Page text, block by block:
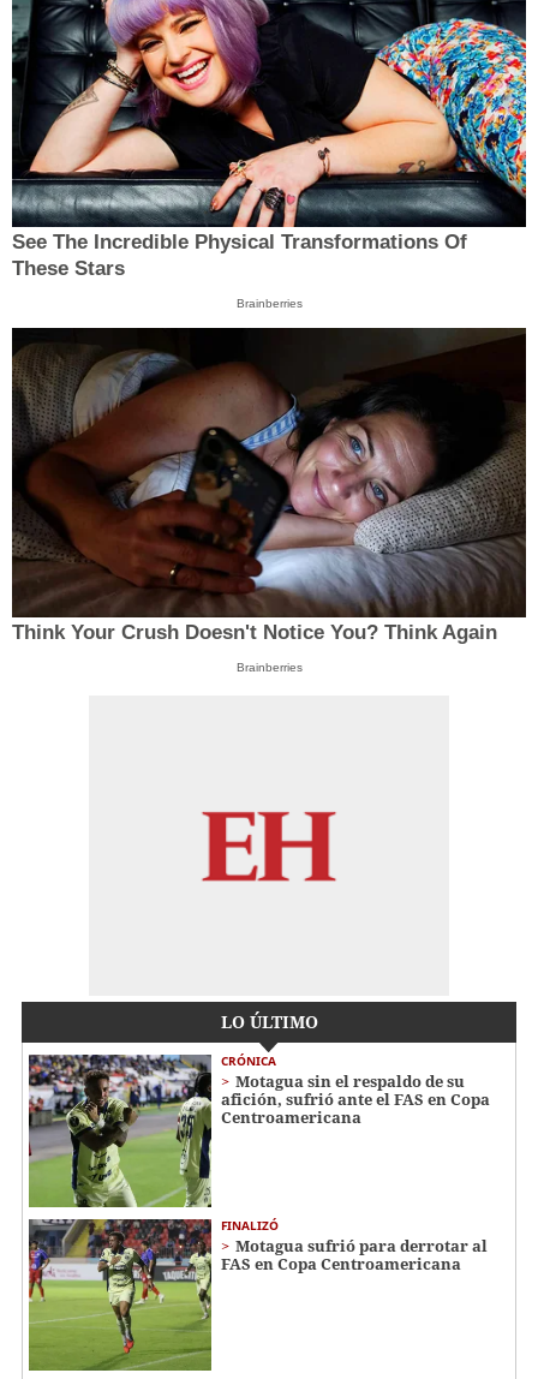
See The Incredible Physical Transformations Of
These Stars
Brainberries
Think Your Crush Doesn't Notice You? Think Again
Brainberries
LO ÚLTIMO
CRÓNICA
Motagua sin el respaldo de su
afición, sufrió ante el FAS en Copa
Centroamericana
FINALIZÓ
Motagua sufrió para derrotar al
FAS en Copa Centroamericana